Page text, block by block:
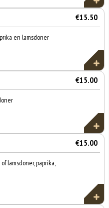
€15.50
en lamsdoner
€15.00
€15.00
lamsdoner, paprika,